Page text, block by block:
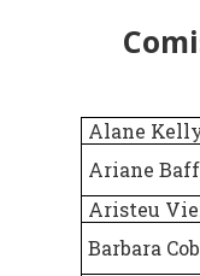
Flávio de
Guilherme
-
HELENA
Josias
Alane
Ariane
Aristeu
Barbara